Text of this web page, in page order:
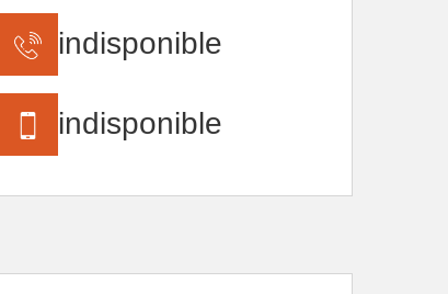
indisponible
indisponible